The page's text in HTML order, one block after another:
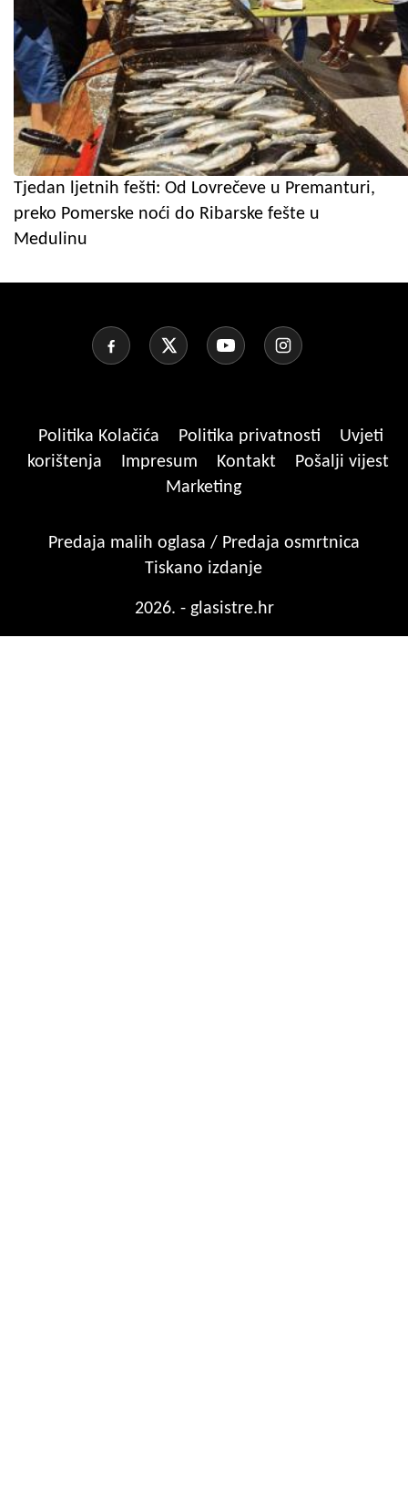
Tjedan ljetnih fešti: Od Lovrečeve u Premanturi,
preko Pomerske noći do Ribarske fešte u
Medulinu
Politika Kolačića Politika privatnosti
Uvjeti
korištenja
Impresum Kontakt
Pošalji vijest
Marketing
Predaja malih oglasa / Predaja osmrtnica
Tiskano izdanje
2026. - glasistre.hr